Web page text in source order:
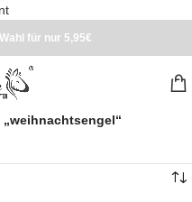
für nur 5,95€